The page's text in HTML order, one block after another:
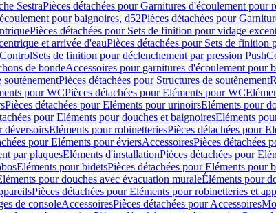
SestraPièces détachées pour Garnitures d'écoulement pour
pour baignoires, d52Pièces détachées pour
Pièces détachées pour Sets de finition pour vidage
et arrivée d'eauPièces détachées pour Sets de finition
Sets de finition pour déclenchement par pression
de bondeAccessoires pour garnitures d'écoulement pour
soutènementPièces détachées pour Structures de soutènement
pour WCPièces détachées pour Eléments pour WC
Pièces détachées pour Eléments pour urinoirsEléments pour
pour Eléments pour douches et baignoiresEléments
déversoirsEléments pour robinetteriesPièces détachées pour
pour Eléments pour éviersAccessoiresPièces détachées
par plaquesEléments d'installationPièces détachées pour
Eléments pour bidetsPièces détachées pour Eléments pour
pour douches avec évacuation muraleÉléments pour
Pièces détachées pour Eléments pour robinetteries et
de consoleAccessoiresPièces détachées pour Accessoires